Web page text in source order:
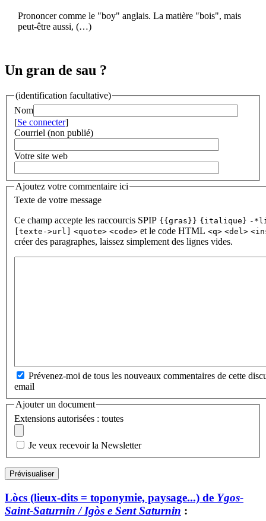
Prononcer comme le "boy" anglais. La matière "bois", mais
peut-être aussi, (…)
Un gran de sau ?
(identification facultative)
Nom
[Se connecter]
Courriel (non publié)
Votre site web
Ajoutez votre commentaire ici
Texte de votre message
Ce champ accepte les raccourcis SPIP {{gras}} {italique} -
[texte->url]
<quote> <code> et le code HTML <q> <del>
créer des paragraphes, laissez simplement des lignes vides.
Prévenez-moi de tous les nouveaux commentaires de cette
email
Ajouter un document
Extensions autorisées : toutes
Je veux recevoir la Newsletter
Lòcs (lieux-dits = toponymie, paysage...) de Ygos-
Saint-Saturnin / Igòs e Sent Saturnin :